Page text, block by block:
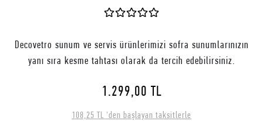
Decovetro sunum ve servis ürünlerimizi sofra sunumlarınızın
yanı sıra kesme tahtası olarak da tercih edebilirsiniz.
1.299,00 TL
108,25 TL 'den başlayan taksitlerle